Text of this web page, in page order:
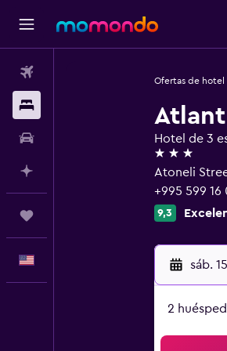
Ofertas de hotel
Hotel de 3
3 estrellas
Atoneli
+995 599 16
9,3
sáb.
2